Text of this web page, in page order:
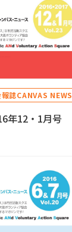
誌CANVAS NEWS
年12・1月号